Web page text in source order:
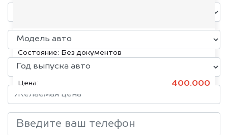
Volkswagen Jetta, 2015
Состояние: Без документов
Цена: 400.000